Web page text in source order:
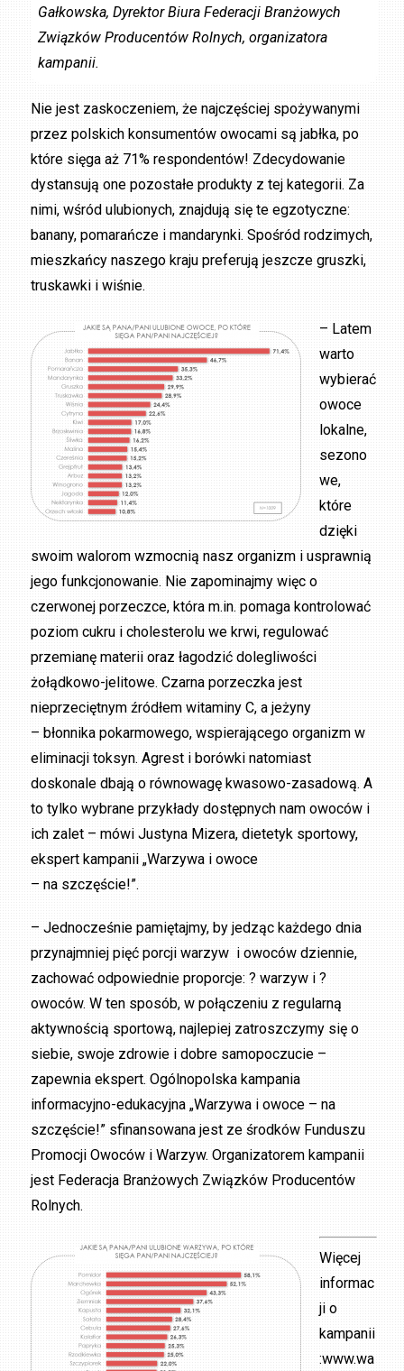
Gałkowska, Dyrektor Biura Federacji Branżowych
Związków Producentów Rolnych, organizatora
kampanii.
Nie jest zaskoczeniem, że najczęściej spożywanymi
przez polskich konsumentów owocami są jabłka, po
które sięga aż 71% respondentów! Zdecydowanie
dystansują one pozostałe produkty z tej kategorii. Za
nimi, wśród ulubionych, znajdują się te egzotyczne:
banany, pomarańcze i mandarynki. Spośród rodzimych,
mieszkańcy naszego kraju preferują jeszcze gruszki,
truskawki i wiśnie.
– Latem
warto
wybierać
owoce
lokalne,
sezono
we,
które
dzięki
swoim walorom wzmocnią nasz organizm i usprawnią
jego funkcjonowanie. Nie zapominajmy więc o
czerwonej porzeczce, która m.in. pomaga kontrolować
poziom cukru i cholesterolu we krwi, regulować
przemianę materii oraz łagodzić dolegliwości
żołądkowo-jelitowe. Czarna porzeczka jest
nieprzeciętnym źródłem witaminy C, a jeżyny
– błonnika pokarmowego, wspierającego organizm w
eliminacji toksyn. Agrest i borówki natomiast
doskonale dbają o równowagę kwasowo-zasadową. A
to tylko wybrane przykłady dostępnych nam owoców i
ich zalet – mówi Justyna Mizera, dietetyk sportowy,
ekspert kampanii „Warzywa i owoce
– na szczęście!”.
– Jednocześnie pamiętajmy, by jedząc każdego dnia
przynajmniej pięć porcji warzyw i owoców dziennie,
zachować odpowiednie proporcje: ? warzyw i ?
owoców. W ten sposób, w połączeniu z regularną
aktywnością sportową, najlepiej zatroszczymy się o
siebie, swoje zdrowie i dobre samopoczucie –
zapewnia ekspert. Ogólnopolska kampania
informacyjno-edukacyjna „Warzywa i owoce – na
szczęście!” sfinansowana jest ze środków Funduszu
Promocji Owoców i Warzyw. Organizatorem kampanii
jest Federacja Branżowych Związków Producentów
Rolnych.
Więcej
informac
ji o
kampanii
:www.wa